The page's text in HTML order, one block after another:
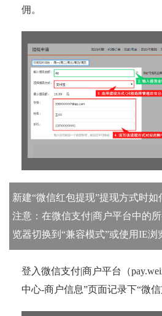
佣。
新建“微信红包提现”提现方式时
注意：在微信支付|商户平台中的
览器切换到“兼容模式”或使用IE浏
登入微信支付|商户平台（
中心-商户信息”页面记录下“微信